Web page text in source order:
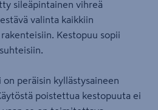
sileäpintainen vihreä
valinta kaikkiin
Kestopuu sopii
on peräisin kyllästysaineen
poistettua kestopuuta ei